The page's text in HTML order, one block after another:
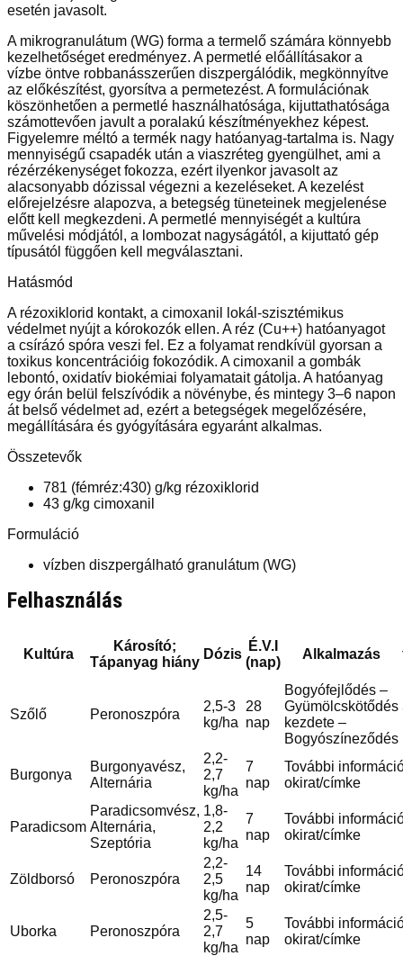
esetén javasolt.
A mikrogranulátum (WG) forma a termelő számára könnyebb
kezelhetőséget eredményez. A permetlé előállításakor a
vízbe öntve robbanásszerűen diszpergálódik, megkönnyítve
az előkészítést, gyorsítva a permetezést. A formulációnak
köszönhetően a permetlé használhatósága, kijuttathatósága
számottevően javult a poralakú készítményekhez képest.
Figyelemre méltó a termék nagy hatóanyag-tartalma is. Nagy
mennyiségű csapadék után a viaszréteg gyengülhet, ami a
rézérzékenységet fokozza, ezért ilyenkor javasolt az
alacsonyabb dózissal végezni a kezeléseket. A kezelést
előrejelzésre alapozva, a betegség tüneteinek megjelenése
előtt kell megkezdeni. A permetlé mennyiségét a kultúra
művelési módjától, a lombozat nagyságától, a kijuttató gép
típusától függően kell megválasztani.
Hatásmód
A rézoxiklorid kontakt, a cimoxanil lokál-szisztémikus
védelmet nyújt a kórokozók ellen. A réz (Cu++) hatóanyagot
a csírázó spóra veszi fel. Ez a folyamat rendkívül gyorsan a
toxikus koncentrációig fokozódik. A cimoxanil a gombák
lebontó, oxidatív biokémiai folyamatait gátolja. A hatóanyag
egy órán belül felszívódik a növénybe, és mintegy 3–6 napon
át belső védelmet ad, ezért a betegségek megelőzésére,
megállítására és gyógyítására egyaránt alkalmas.
Összetevők
781 (fémréz:430) g/kg rézoxiklorid
43 g/kg cimoxanil
Formuláció
vízben diszpergálható granulátum (WG)
Felhasználás
Kultúra
Károsító;
Tápanyag hiány
Dózis
É.V.I
(nap)
Alkalmazás
Szőlő Peronoszpóra
2,5-3
kg/ha
28
nap
Bogyófejlődés –
Gyümölcskötődés
kezdete –
Bogyószíneződés
Burgonya
Burgonyavész,
Alternária
2,2-
2,7
kg/ha
7
nap
További
okirat/címke
Paradicsom
Paradicsomvész,
Alternária,
Szeptória
1,8-
2,2
kg/ha
7
nap
További
okirat/címke
Zöldborsó Peronoszpóra
2,2-
2,5
kg/ha
14
nap
További
okirat/címke
Uborka Peronoszpóra
2,5-
2,7
kg/ha
5
nap
További
okirat/címke